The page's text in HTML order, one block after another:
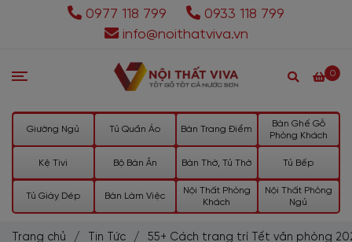
0977 118 799
0933 118 799
info@noithatviva.vn
0
Giường Ngủ Tủ Quần Áo Bàn Trang Điểm
Bàn Ghế Gỗ
Phòng Khách
Kệ Tivi Bộ Bàn Ăn Bàn Thờ, Tủ Thờ Tủ Bếp
Tủ Giày Dép Bàn Làm Việc
Nội Thất Phòng
Khách
Nội Thất Phòng
Ngủ
Trang chủ / Tin Tức / 55+ Cách trang trí Tết văn phòng